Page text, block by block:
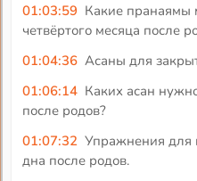
01:03:59 Какие пранаямы
четвёртого месяца после
01:04:36 Асаны для
01:06:14 Каких асан
после родов?
01:07:32 Упражнения для
дна после родов.